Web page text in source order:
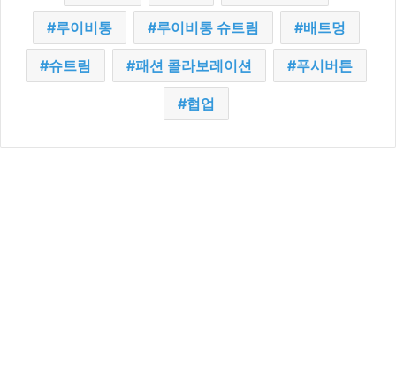
루이비통 루이비통 슈트림 배트멍
슈트림 패션 콜라보레이션 푸시버튼
협업